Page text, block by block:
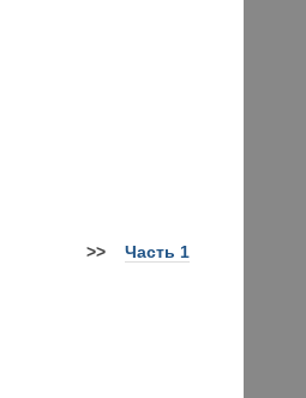
>> Часть 1